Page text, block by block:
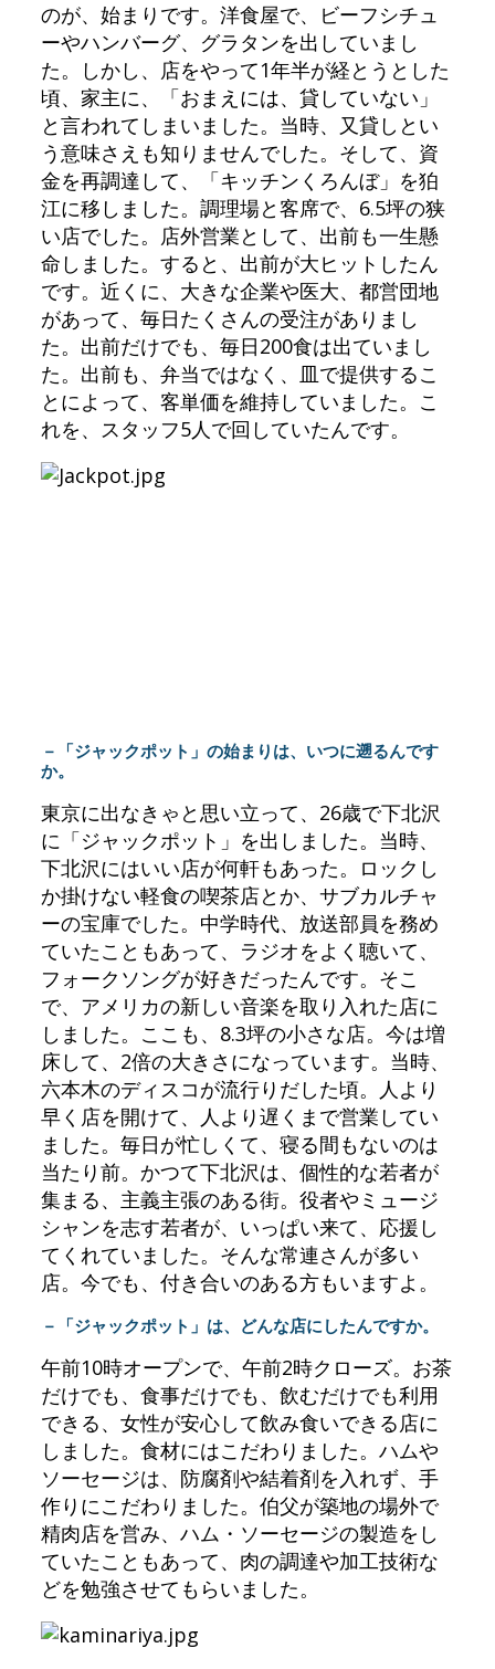
のが、始まりです。洋食屋で、ビーフシチュ
ーやハンバーグ、グラタンを出していまし
た。しかし、店をやって1年半が経とうとした
頃、家主に、「おまえには、貸していない」
と言われてしまいました。当時、又貸しとい
う意味さえも知りませんでした。そして、資
金を再調達して、「キッチンくろんぼ」を狛
江に移しました。調理場と客席で、6.5坪の狭
い店でした。店外営業として、出前も一生懸
命しました。すると、出前が大ヒットしたん
です。近くに、大きな企業や医大、都営団地
があって、毎日たくさんの受注がありまし
た。出前だけでも、毎日200食は出ていまし
た。出前も、弁当ではなく、皿で提供するこ
とによって、客単価を維持していました。こ
れを、スタッフ5人で回していたんです。
－「ジャックポット」の始まりは、いつに遡るんです
か。
東京に出なきゃと思い立って、26歳で下北沢
に「ジャックポット」を出しました。当時、
下北沢にはいい店が何軒もあった。ロックし
か掛けない軽食の喫茶店とか、サブカルチャ
ーの宝庫でした。中学時代、放送部員を務め
ていたこともあって、ラジオをよく聴いて、
フォークソングが好きだったんです。そこ
で、アメリカの新しい音楽を取り入れた店に
しました。ここも、8.3坪の小さな店。今は増
床して、2倍の大きさになっています。当時、
六本木のディスコが流行りだした頃。人より
早く店を開けて、人より遅くまで営業してい
ました。毎日が忙しくて、寝る間もないのは
当たり前。かつて下北沢は、個性的な若者が
集まる、主義主張のある街。役者やミュージ
シャンを志す若者が、いっぱい来て、応援し
てくれていました。そんな常連さんが多い
店。今でも、付き合いのある方もいますよ。
－「ジャックポット」は、どんな店にしたんですか。
午前10時オープンで、午前2時クローズ。お茶
だけでも、食事だけでも、飲むだけでも利用
できる、女性が安心して飲み食いできる店に
しました。食材にはこだわりました。ハムや
ソーセージは、防腐剤や結着剤を入れず、手
作りにこだわりました。伯父が築地の場外で
精肉店を営み、ハム・ソーセージの製造をし
ていたこともあって、肉の調達や加工技術な
どを勉強させてもらいました。